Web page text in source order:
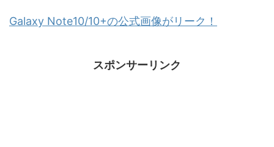
Galaxy Note10/10+の公式画像がリーク！
スポンサーリンク